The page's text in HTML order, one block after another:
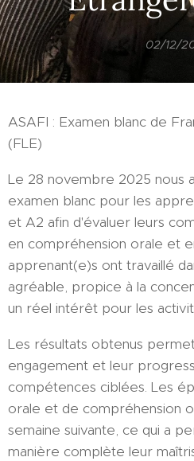
02/12/
ASAFI : Examen blanc de
(FLE)
Le 28 novembre 2025 nous
examen blanc pour les
et A2 afin d'évaluer leurs
en compréhension orale et
apprenant(e)s ont travaillé
agréable, propice à la
un réel intérêt pour les
Les résultats obtenus
engagement et leur
compétences ciblées. Les
orale et de compréhension
semaine suivante, ce qui a
manière complète leur